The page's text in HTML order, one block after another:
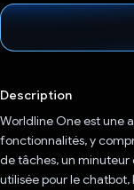
Description
Worldline One est une
fonctionnalités, y
de tâches, un minuteur
utilisée pour le